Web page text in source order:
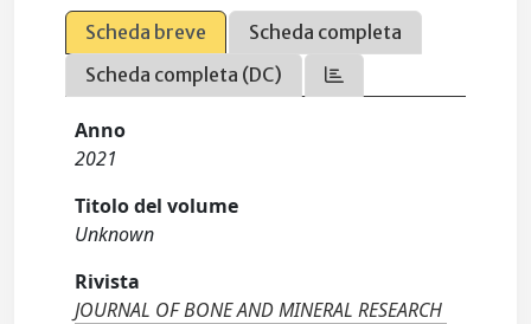
Scheda breve
Scheda completa
Scheda completa (DC)
Anno
2021
Titolo del volume
Unknown
Rivista
JOURNAL OF BONE AND MINERAL RESEARCH